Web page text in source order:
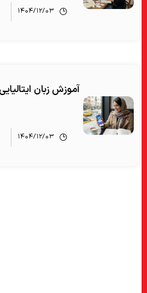
۱۴۰۴/۱۲/۰۳
آموزش زبان
۱۴۰۴/۱۲/۰۳